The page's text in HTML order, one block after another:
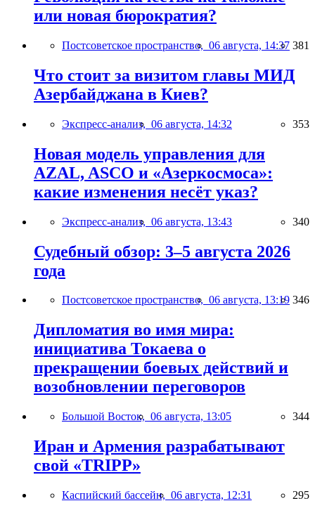
или новая бюрократия?
Постсоветское пространство, 06 августа, 14:37 381
Что стоит за визитом главы МИД
Азербайджана в Киев?
Экспресс-анализ, 06 августа, 14:32 353
Новая модель управления для
AZAL, ASCO и «Азеркосмоса»:
какие изменения несёт указ?
Экспресс-анализ, 06 августа, 13:43 340
Судебный обзор: 3–5 августа 2026
года
Постсоветское пространство, 06 августа, 13:19 346
Дипломатия во имя мира:
инициатива Токаева о
прекращении боевых действий и
возобновлении переговоров
Большой Восток, 06 августа, 13:05 344
Иран и Армения разрабатывают
свой «TRIPP»
Каспийский бассейн, 06 августа, 12:31 295